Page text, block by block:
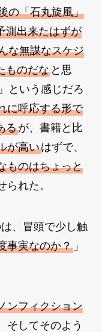
の「石丸旋風」
測出来たはずが
な無謀なスケジ
ものだなと思
という感じだろ
に呼応する形で
るが、書籍と比
が高いはずで、
ものはちょっと
れた。
、冒頭で少し触
事実なのか？」
ンフィクション
そしてそのよう